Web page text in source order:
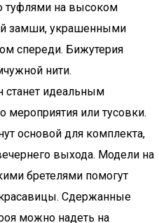
туфлями на высоком
замши, украшенными
спереди. Бижутерия
нити.
станет идеальным
мероприятия или тусовки.
основой для комплекта,
выхода. Модели на
бретелями помогут
Сдержанные
можно надеть на